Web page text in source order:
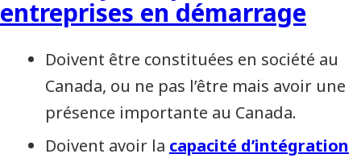
entreprises en démarrage
Doivent être constituées en société au
Canada, ou ne pas l’être mais avoir une
présence importante au Canada.
Doivent avoir la capacité d’intégration